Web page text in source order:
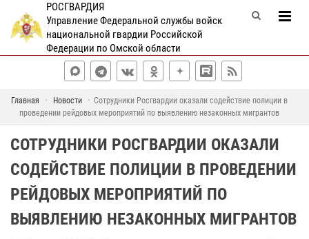
РОСГВАРДИЯ
Управление Федеральной службы войск
национальной гвардии Российской
Федерации по Омской области
Главная Новости
Сотрудники Росгвардии оказали содействие полиции в
проведении рейдовых мероприятий по выявлению незаконных мигрантов
СОТРУДНИКИ РОСГВАРДИИ ОКАЗАЛИ
СОДЕЙСТВИЕ ПОЛИЦИИ В ПРОВЕДЕНИИ
РЕЙДОВЫХ МЕРОПРИЯТИЙ ПО
ВЫЯВЛЕНИЮ НЕЗАКОННЫХ МИГРАНТОВ